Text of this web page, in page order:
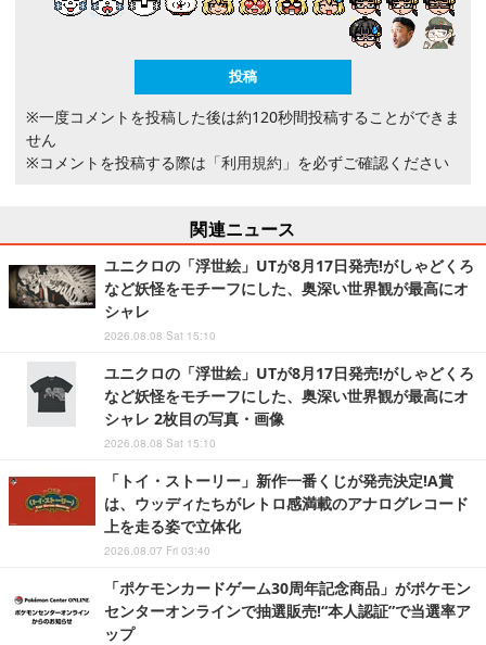
※一度コメントを投稿した後は約120秒間投稿することができま
せん
※コメントを投稿する際は 「利用規約」 を必ずご確認ください
関連ニュース
ユニクロの「浮世絵」UTが8月17日発売!がしゃどくろ
など妖怪をモチーフにした、奥深い世界観が最高にオ
シャレ
2026.08.08 Sat 15:10
ユニクロの「浮世絵」UTが8月17日発売!がしゃどくろ
など妖怪をモチーフにした、奥深い世界観が最高にオ
シャレ 2枚目の写真・画像
2026.08.08 Sat 15:10
「トイ・ストーリー」新作一番くじが発売決定!A賞
は、ウッディたちがレトロ感満載のアナログレコード
上を走る姿で立体化
2026.08.07 Fri 03:40
「ポケモンカードゲーム30周年記念商品」がポケモン
センターオンラインで抽選販売!“本人認証”で当選率ア
ップ